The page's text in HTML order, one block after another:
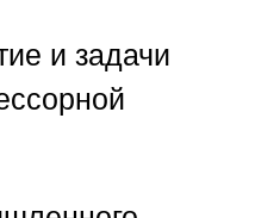
и задачи